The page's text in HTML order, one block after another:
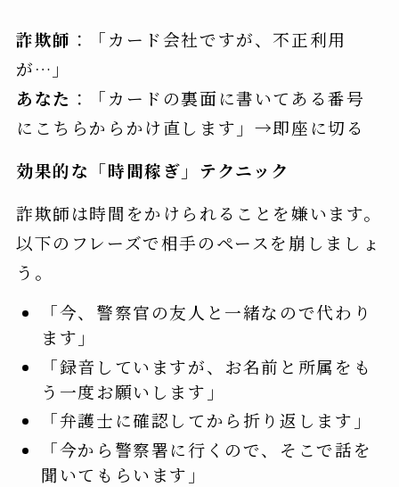
詐欺師 ：「カード会社ですが、不正利用
が…」
あなた ：「カードの裏面に書いてある番号
にこちらからかけ直します」→即座に切る
効果的な「時間稼ぎ」テクニック
詐欺師は時間をかけられることを嫌います。
以下のフレーズで相手のペースを崩しましょ
う。
「今、警察官の友人と一緒なので代わり
ます」
「録音していますが、お名前と所属をも
う一度お願いします」
「弁護士に確認してから折り返します」
「今から警察署に行くので、そこで話を
聞いてもらいます」